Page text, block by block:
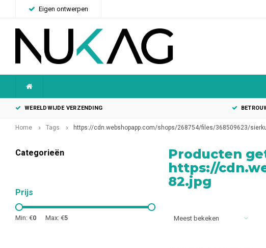
Eigen ontwerpen
WERELDWIJDE VERZENDING
Home Tags https://cdn.webshopapp.com/shops/268754/files/368509623/
Categorieën
Prijs
Min: €0 Max: €5
Producten
https://
82.jpg
Meest bekeken